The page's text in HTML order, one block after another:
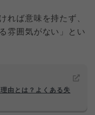
れば意味を持たず、
雰囲気がない」とい
由とは？よくある失